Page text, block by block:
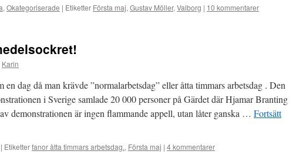
, Okategoriserade | Etiketter Första maj, Gustav Möller, Valborg | 10 kommentarer
Karin
en dag då man krävde ”normalarbetsdag” eller åtta timmars arbetsdag . Den
i Sverige samlade 20 000 personer på Gärdet där Hjamar Branting
demonstrationen är ingen flammande appell, utan låter ganska … Fortsätt
| Etiketterfanor åtta timmars arbetsdag., Första maj | 4 kommentarer